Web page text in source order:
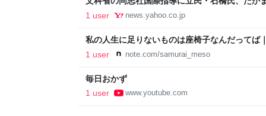
抗議船乗船を「異例の事態」 #エキスパートト
1 user news.yahoo.co.jp
私の人生に足りないものは座椅子なんだってば
1 user
note.com/samurai_meso
毎日おかず
1 user
www.youtube.com